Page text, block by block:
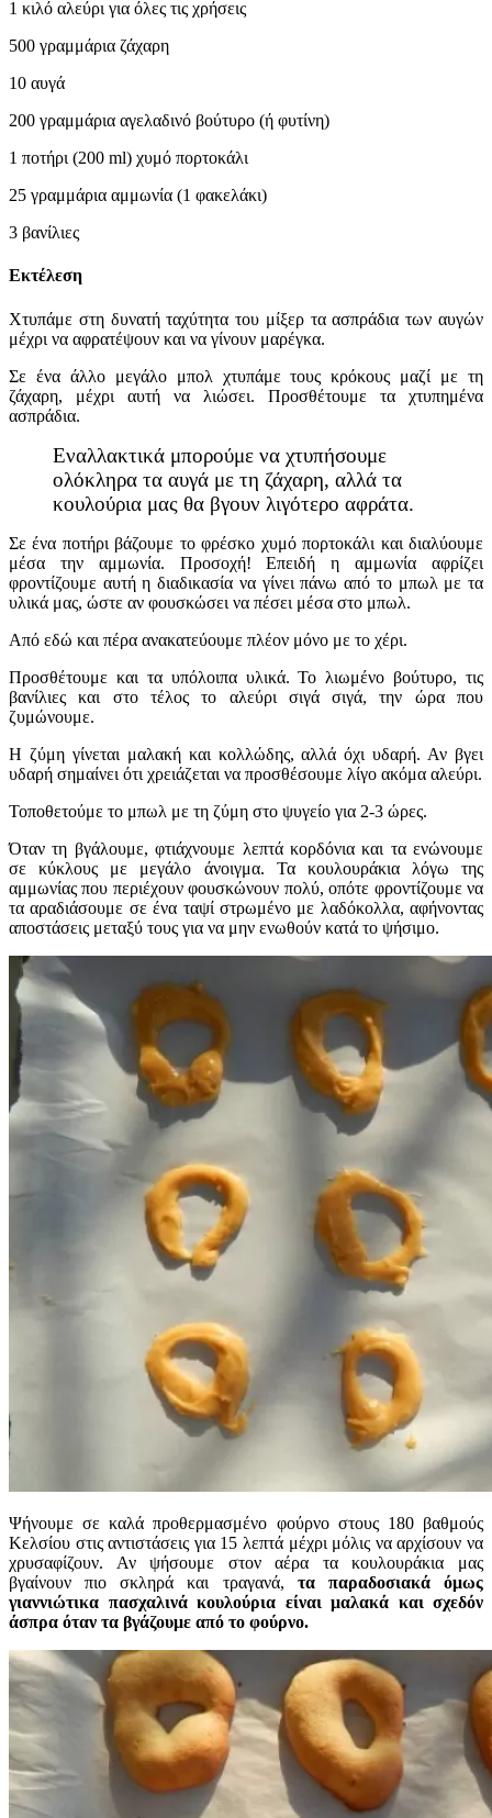
1 κιλό αλεύρι για όλες τις χρήσεις
500 γραμμάρια ζάχαρη
10 αυγά
200 γραμμάρια αγελαδινό βούτυρο (ή φυτίνη)
1 ποτήρι (200 ml) χυμό πορτοκάλι
25 γραμμάρια αμμωνία (1 φακελάκι)
3 βανίλιες
Εκτέλεση
Χτυπάμε στη δυνατή ταχύτητα του μίξερ τα ασπράδια των αυγών
μέχρι να αφρατέψουν και να γίνουν μαρέγκα.
Σε ένα άλλο μεγάλο μπολ χτυπάμε τους κρόκους μαζί με τη
ζάχαρη, μέχρι αυτή να λιώσει. Προσθέτουμε τα χτυπημένα
ασπράδια.
Εναλλακτικά μπορούμε να χτυπήσουμε
ολόκληρα τα αυγά με τη ζάχαρη, αλλά τα
κουλούρια μας θα βγουν λιγότερο αφράτα.
Σε ένα ποτήρι βάζουμε το φρέσκο χυμό πορτοκάλι και διαλύουμε
μέσα την αμμωνία. Προσοχή! Επειδή η αμμωνία αφρίζει
φροντίζουμε αυτή η διαδικασία να γίνει πάνω από το μπωλ με τα
υλικά μας, ώστε αν φουσκώσει να πέσει μέσα στο μπωλ.
Από εδώ και πέρα ανακατεύουμε πλέον μόνο με το χέρι.
Προσθέτουμε και τα υπόλοιπα υλικά. Το λιωμένο βούτυρο, τις
βανίλιες και στο τέλος το αλεύρι σιγά σιγά, την ώρα που
ζυμώνουμε.
Η ζύμη γίνεται μαλακή και κολλώδης, αλλά όχι υδαρή. Αν βγει
υδαρή σημαίνει ότι χρειάζεται να προσθέσουμε λίγο ακόμα αλεύρι.
Τοποθετούμε το μπωλ με τη ζύμη στο ψυγείο για 2-3 ώρες.
Όταν τη βγάλουμε, φτιάχνουμε λεπτά κορδόνια και τα ενώνουμε
σε κύκλους με μεγάλο άνοιγμα. Τα κουλουράκια λόγω της
αμμωνίας που περιέχουν φουσκώνουν πολύ, οπότε φροντίζουμε να
τα αραδιάσουμε σε ένα ταψί στρωμένο με λαδόκολλα, αφήνοντας
αποστάσεις μεταξύ τους για να μην ενωθούν κατά το ψήσιμο.
Ψήνουμε σε καλά προθερμασμένο φούρνο στους 180 βαθμούς
Κελσίου στις αντιστάσεις για 15 λεπτά μέχρι μόλις να αρχίσουν να
χρυσαφίζουν. Αν ψήσουμε στον αέρα τα κουλουράκια μας
βγαίνουν πιο σκληρά και τραγανά, τα παραδοσιακά όμως
γιαννιώτικα πασχαλινά κουλούρια είναι μαλακά και σχεδόν
άσπρα όταν τα βγάζουμε από το φούρνο.